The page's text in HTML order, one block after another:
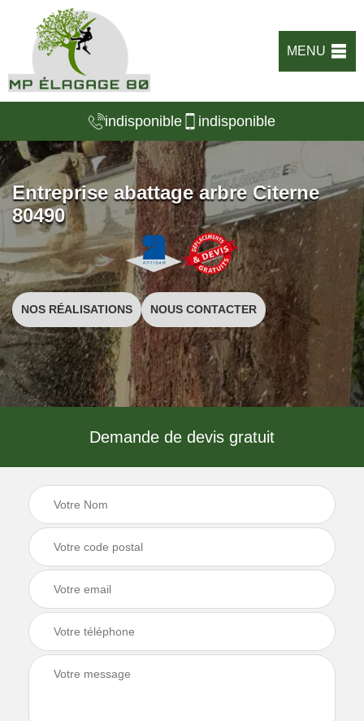
MENU
indisponible indisponible
Entreprise abattage arbre Citerne
80490
NOS RÉALISATIONS NOUS CONTACTER
Demande de devis gratuit